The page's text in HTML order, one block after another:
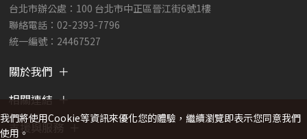
台北市辦公處：100 台北市中正區晉江街6號1樓
聯絡電話：02-2393-7796
統一編號：24467527
關於我們
相關連結
支援與服務
我們將使用cookie等資訊來優化您的體驗，繼續瀏覽即表示您同意我們
使用。